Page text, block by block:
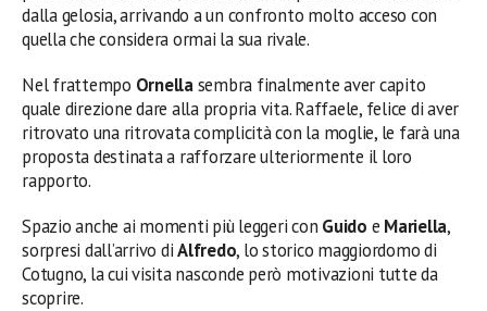
dalla gelosia, arrivando a un confronto molto acceso con
quella che considera ormai la sua rivale.
Nel frattempo Ornellasembra finalmente aver capito
quale direzione dare alla propria vita. Raffaele, felice di aver
ritrovato una ritrovata complicità con la moglie, le farà una
proposta destinata a rafforzare ulteriormente il loro
rapporto.
Spazio anche ai momenti più leggeri con Guido e Mariella,
sorpresi dall’arrivo diAlfredo, lo storico maggiordomo di
Cotugno, la cui visita nasconde però motivazioni tutte da
scoprire.